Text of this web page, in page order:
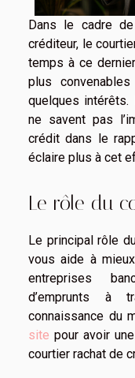
Dans le cadre
créditeur, le
temps à ce
plus
quelques intérêts.
ne savent pas
crédit dans le
éclaire plus à cet
Le rôle du
Le principal rôle
vous aide à
entreprises
d’emprunts à
connaissance du
site pour avoir
courtier rachat de